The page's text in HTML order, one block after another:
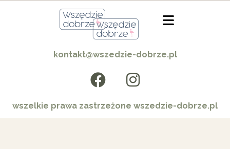
kontakt@wszedzie-dobrze.pl
wszelkie prawa zastrzeżone wszedzie-dobrze.pl